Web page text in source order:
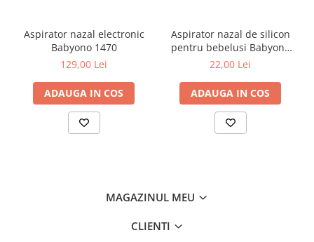
La masa
Articole hranire bebelusi
Biberoane, tetine, accesorii
Cani, pahare si accesorii bebe
Incalzitoare si termosuri bebe
Perne, pilote si pozitionatoare
Aspirator nazal electronic
Babyono 1470
129,00 Lei
ADAUGA IN COS
Aspirator nazal de silicon
pentru bebelusi Babyono
alb 043/02
22,00 Lei
ADAUGA IN COS
MAGAZINUL MEU
CLIENTI